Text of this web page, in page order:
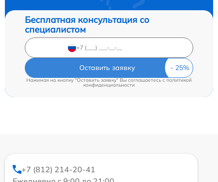
Бесплатная консультация со
специалистом
Оставить заявку
Нажимая на кнопку "Оставить заявку" Вы соглашаетесь cполитикой
конфиденциальности
+7 (812) 214-20-41